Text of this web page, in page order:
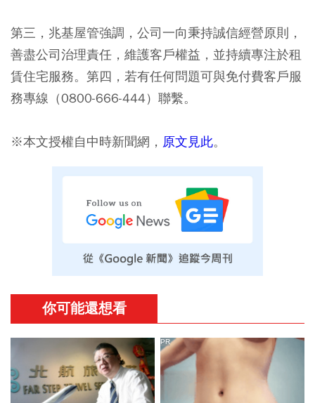
第三，兆基屋管強調，公司一向秉持誠信經營原則，
善盡公司治理責任，維護客戶權益，並持續專注於租
賃住宅服務。第四，若有任何問題可與免付費客戶服
務專線（0800-666-444）聯繫。
※本文授權自中時新聞網， 原文見此。